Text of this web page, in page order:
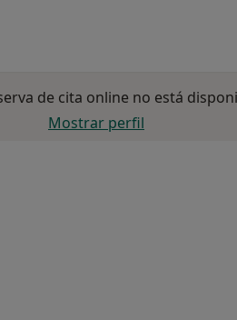
de cita online no está
Mostrar perfil